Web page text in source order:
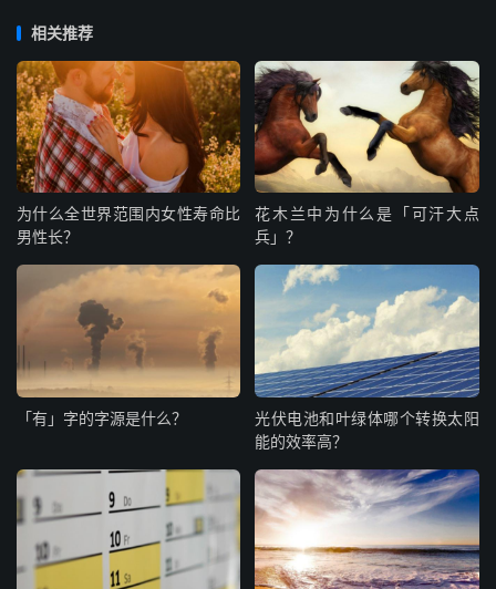
相关推荐
为什么全世界范围内女性寿命比
男性长？
花木兰中为什么是「可汗大点
兵」？
「有」字的字源是什么？
光伏电池和叶绿体哪个转换太阳
能的效率高？